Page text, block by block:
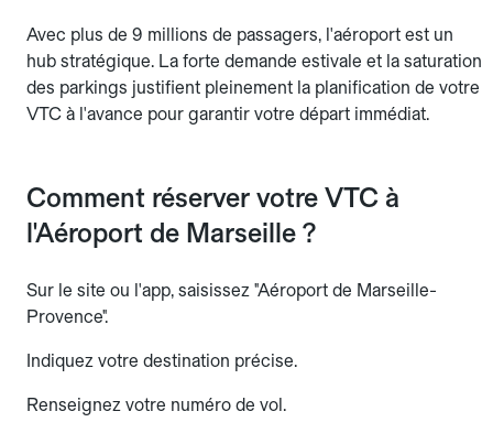
Avec plus de 9 millions de passagers, l'aéroport est un
hub stratégique. La forte demande estivale et la saturation
des parkings justifient pleinement la planification de votre
VTC à l'avance pour garantir votre départ immédiat.
Comment réserver votre VTC à
l'Aéroport de Marseille ?
Sur le site ou l'app, saisissez "Aéroport de Marseille-
Provence".
Indiquez votre destination précise.
Renseignez votre numéro de vol.